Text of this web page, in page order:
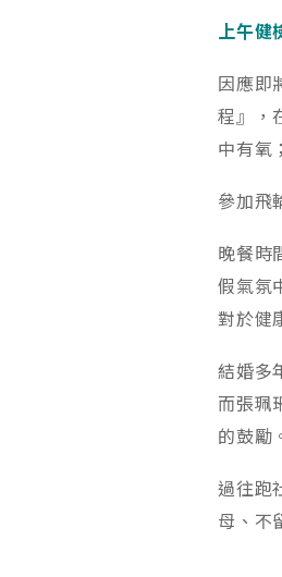
上午健
因應即
程』，
中有氧
參加飛
晚餐時
假氣氛
對於健
結婚多
而張珮
的鼓勵
過往跑
母、不